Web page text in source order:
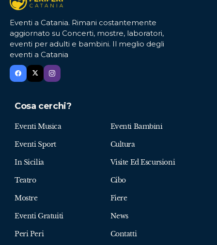
Eventi a Catania. Rimani costantemente
aggiornato su Concerti, mostre, laboratori,
eventi per adulti e bambini. Il meglio degli
eventi a Catania
Cosa cerchi?
Eventi Musica Eventi Bambini
Eventi Sport Cultura
In Sicilia Visite Ed Escursioni
Teatro Cibo
Mostre Fiere
Eventi Gratuiti News
Peri Peri Contatti